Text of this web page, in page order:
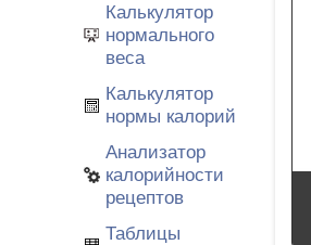
Калькулятор
нормального
веса
Калькулятор
нормы калорий
Анализатор
калорийности
рецептов
Таблицы